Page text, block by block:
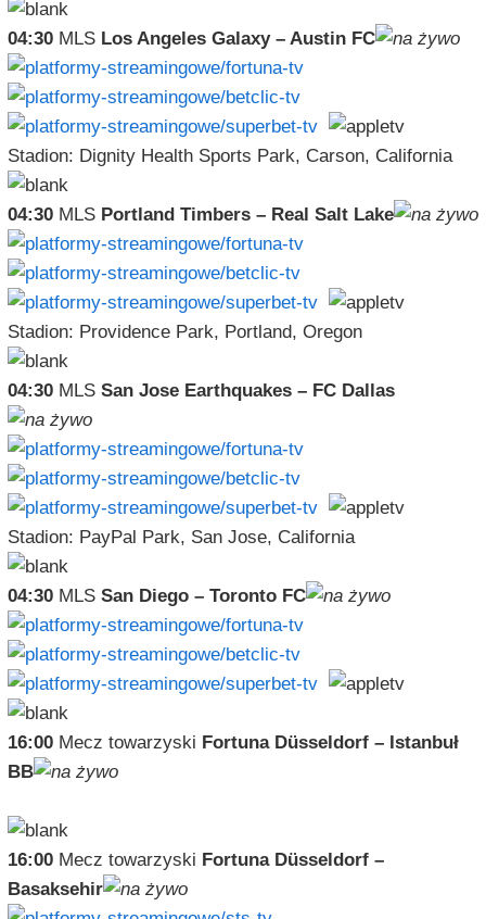
04:30MLS Los Angeles Galaxy – Austin FC
Stadion: Dignity Health Sports Park, Carson, California
04:30MLS Portland Timbers – Real Salt Lake
Stadion: Providence Park, Portland, Oregon
04:30MLS San Jose Earthquakes – FC Dallas
Stadion: PayPal Park, San Jose, California
04:30MLS San Diego – Toronto FC
16:00Mecz towarzyski Fortuna Düsseldorf – Istanbuł
BB
16:00Mecz towarzyski Fortuna Düsseldorf –
Basaksehir